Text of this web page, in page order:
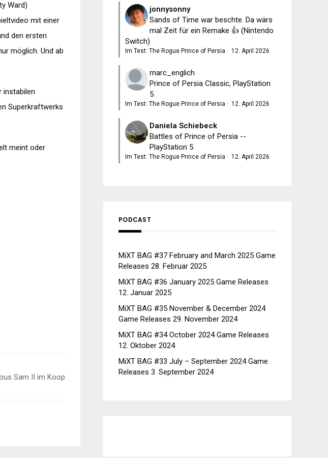
Ward)
mit einer
den ersten
möglich. Und ab
instabilen
Superkraftwerks
meint oder
Sam II im Koop
jonnysonny
Sands of Time war beschte. Da wärs
mal Zeit für ein Remake 👍 (Nintendo
Switch)
Im Test: The Rogue Prince of Persia · 12. April 2026
marc_englich
Prince of Persia Classic, PlayStation
5
Im Test: The Rogue Prince of Persia · 12. April 2026
Daniela Schiebeck
Battles of Prince of Persia --
PlayStation 5
Im Test: The Rogue Prince of Persia · 12. April 2026
PODCAST
MiXT BAG #37 February and March 2025 Game
Releases 28. Februar 2025
MiXT BAG #36 January 2025 Game Releases
12. Januar 2025
MiXT BAG #35 November & December 2024
Game Releases 29. November 2024
MiXT BAG #34 October 2024 Game Releases
12. Oktober 2024
MiXT BAG #33 July – September 2024 Game
Releases 3. September 2024